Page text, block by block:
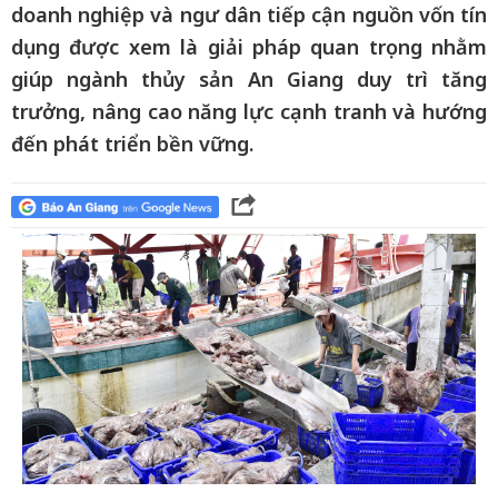
doanh nghiệp và ngư dân tiếp cận nguồn vốn tín
dụng được xem là giải pháp quan trọng nhằm
giúp ngành thủy sản An Giang duy trì tăng
trưởng, nâng cao năng lực cạnh tranh và hướng
đến phát triển bền vững.